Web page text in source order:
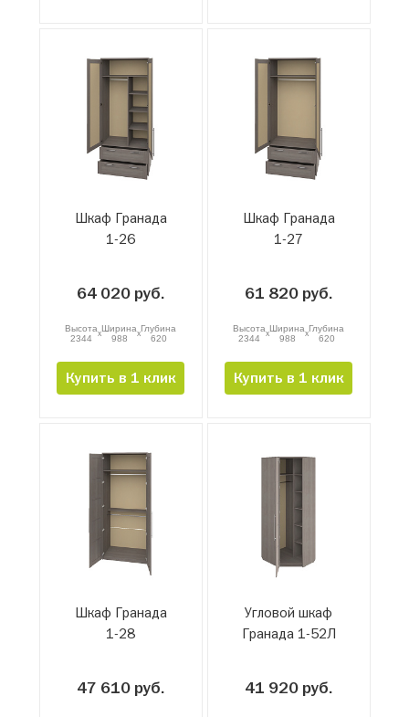
Шкаф Гранада
1-26
64 020 руб.
Высота
2344
xШирина
988
xГлубина
620
Купить в 1 клик
Шкаф Гранада
1-27
61 820 руб.
Высота
2344
xШирина
988
xГлубина
620
Купить в 1 клик
Шкаф Гранада
1-28
47 610 руб.
Угловой шкаф
Гранада 1-52Л
41 920 руб.